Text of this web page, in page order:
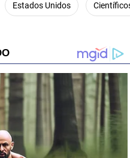
Estados Unidos